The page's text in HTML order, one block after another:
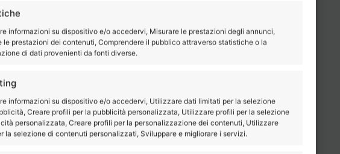
informazioni su dispositivo e/o accedervi, Misurare le prestazioni degli annunci,
le prestazioni dei contenuti, Comprendere il pubblico attraverso statistiche o la
di dati provenienti da fonti diverse.
informazioni su dispositivo e/o accedervi, Utilizzare dati limitati per la selezione
Creare profili per la pubblicità personalizzata, Utilizzare profili per la selezione
personalizzata, Creare profili per la personalizzazione dei contenuti, Utilizzare
la selezione di contenuti personalizzati, Sviluppare e migliorare i servizi.
radici molto antiche e risentono della storia
si sono susseguite nel corso dei secoli, come ne
generali.
a rendere la nostra cucina estremamente
Torna all'indice